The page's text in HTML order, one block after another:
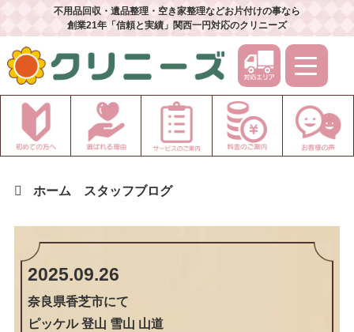
不用品回収・遺品整理・空き家整理などお片付けの事なら
創業21年「信頼と実績」関西一円対応のクリニーズ
ホーム スタッフブログ
2025.09.26
奈良県香芝市にて
ピッケル 登山 雪山 山道